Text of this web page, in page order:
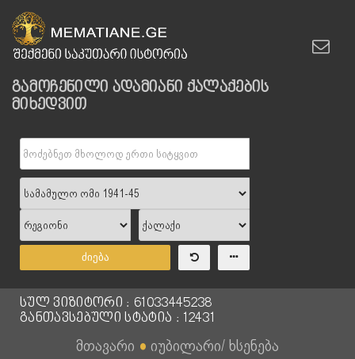
გამოჩენილი ადამიანი ქალაქების
მიხედვით
ძიება
სულ ვიზიტორი : 61033445238
განთავსებული სტატია : 12431
მთავარი ● იუბილარი/ ხსენება